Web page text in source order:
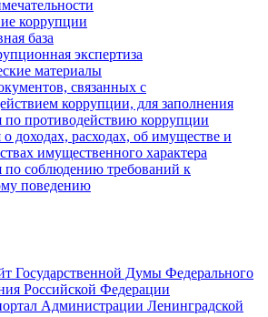
коррупции
база
экспертиза
материалы
связанных с
коррупции, для заполнения
по противодействию коррупции
доходах, расходах, об имуществе и
имущественного характера
по соблюдению требований к
поведению